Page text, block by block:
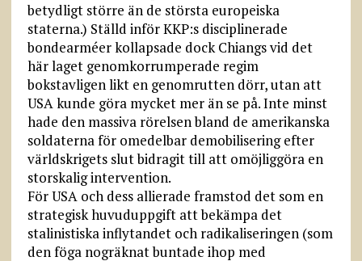
betydligt större än de största europeiska
staterna.) Ställd inför KKP:s disciplinerade
bondearméer kollapsade dock Chiangs vid det
här laget genomkorrumperade regim
bokstavligen likt en genomrutten dörr, utan att
USA kunde göra mycket mer än se på. Inte minst
hade den massiva rörelsen bland de amerikanska
soldaterna för omedelbar demobilisering efter
världskrigets slut bidragit till att omöjliggöra en
storskalig intervention.
För USA och dess allierade framstod det som en
strategisk huvuduppgift att bekämpa det
stalinistiska inflytandet och radikaliseringen (som
den föga nogräknat buntade ihop med